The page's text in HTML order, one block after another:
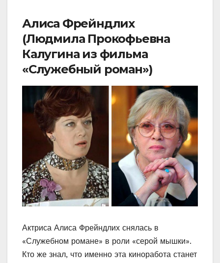
Алиса Фрейндлих
(Людмила Прокофьевна
Калугина из фильма
«Служебный роман»)
Актриса Алиса Фрейндлих снялась в
«Служебном романе» в роли «серой мышки».
Кто же знал, что именно эта киноработа станет